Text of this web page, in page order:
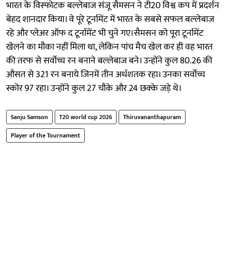
भारत के विस्फोटक बल्लेबाज संजू सैमसन ने टी20 विश्व कप में प्रदर्शन
बेहद शानदार किया। वे पूरे टूर्नामेंट में भारत के सबसे सफल बल्लेबाज
रहे और प्लेअर ऑफ द टूर्नामेंट भी चुने गए।सैमसन को पूरा टूर्नामेंट
खेलने का मौका नहीं मिला था, लेकिन पांच मैच खेल कर ही वह भारत
की तरफ से सर्वोच्च रन बनाने बल्लेबाज बने। उन्होंने कुल 80.26 की
औसत से 321 रन बनाये जिनमें तीन अर्धशतक रहा। उनका सर्वोच्च
स्कोर 97 रहा। उन्होंने कुल 27 चौके और 24 छक्के जड़े थे।
Sanju Samson T20 world cup 2026
Thiruvananthapuram
Player of the Tournament